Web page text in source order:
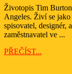
2024
Životopis Tim Burton se narodil 25. srpna v Burbanku v Los
Angeles. Živí se
spisovatel, designér,
zaměstnavatel ve ...
PŘEČÍST...